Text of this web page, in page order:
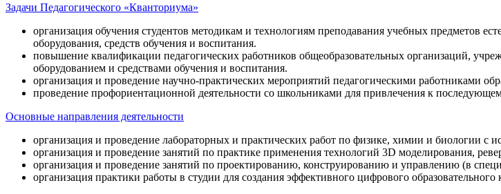
Задачи Педагогического «Кванториума»
организация обучения студентов методикам и технологиям преподавания учебных предметов
оборудования, средств обучения и воспитания.
повышение квалификации педагогических работников общеобразовательных организаций,
оборудованием и средствами обучения и воспитания.
организация и проведение научно-практических мероприятий педагогическими работниками
проведение профориентационной деятельности со школьниками для привлечения к
Основные направления деятельности
организация и проведение лабораторных и практических работ по физике, химии и биологии с
организация и проведение занятий по практике применения технологий 3D моделирования,
организация и проведение занятий по проектированию, конструированию и управлению (в
организация практики работы в студии для создания эффективного цифрового